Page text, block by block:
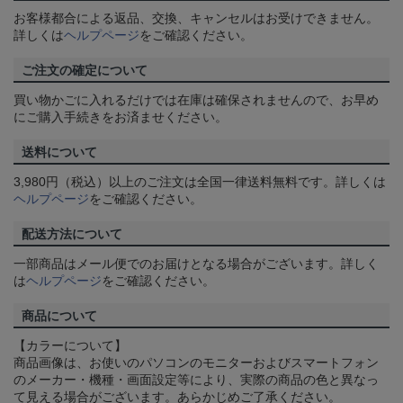
お客様都合による返品、交換、キャンセルはお受けできません。
詳しくはヘルプページをご確認ください。
ご注文の確定について
買い物かごに入れるだけでは在庫は確保されませんので、お早め
にご購入手続きをお済ませください。
送料について
3,980円（税込）以上のご注文は全国一律送料無料です。詳しくは
ヘルプページをご確認ください。
配送方法について
一部商品はメール便でのお届けとなる場合がございます。詳しく
はヘルプページをご確認ください。
商品について
【カラーについて】
商品画像は、お使いのパソコンのモニターおよびスマートフォン
のメーカー・機種・画面設定等により、実際の商品の色と異なっ
て見える場合がございます。あらかじめご了承ください。